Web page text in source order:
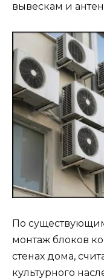
вывескам и
По
монтаж блоков
стенах дома,
культурного